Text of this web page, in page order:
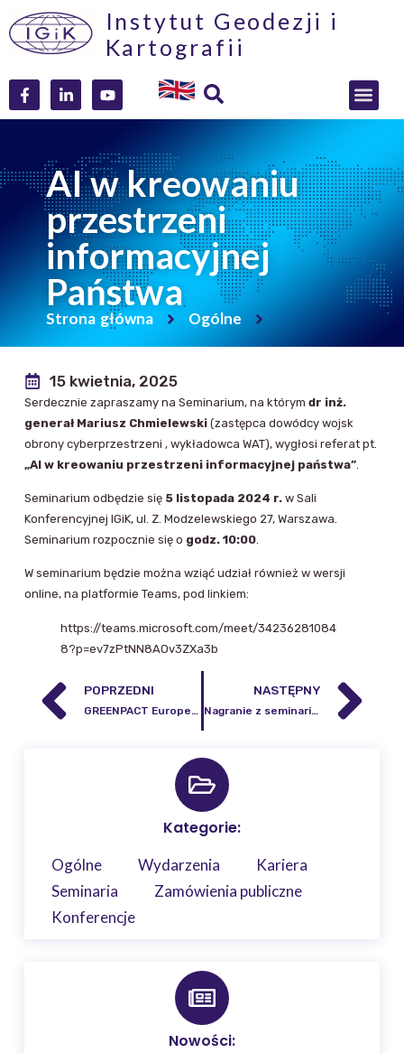
Instytut Geodezji i
Kartografii
AI w kreowaniu
przestrzeni
informacyjnej
Państwa
Strona główna Ogólne
15 kwietnia, 2025
Serdecznie zapraszamy na Seminarium, na którym dr inż.
generał Mariusz Chmielewski (zastępca dowódcy wojsk
obrony cyberprzestrzeni , wykładowca WAT), wygłosi referat pt.
„AI w kreowaniu przestrzeni informacyjnej państwa”
Seminarium odbędzie się 5 listopada 2024 r. w Sali
Konferencyjnej IGiK, ul. Z. Modzelewskiego 27, Warszawa.
Seminarium rozpocznie się o godz. 10:00
W seminarium będzie można wziąć udział również w wersji
online, na platformie Teams, pod linkiem:
https://teams.microsoft.com/meet/34236281084
8?p=ev7zPtNN8AOv3ZXa3b
POPRZEDNI
GREENPACT European ESG Summit
NASTĘPNY
Nagranie z seminarium „AI w kreowaniu przestrzeni informacyjnej państwa”
Kategorie:
Ogólne Wydarzenia
Kariera
Seminaria
Zamówienia publiczne
Konferencje
Nowości: